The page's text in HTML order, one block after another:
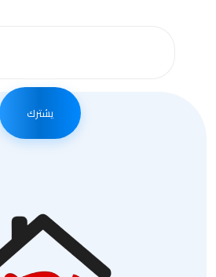
يشترك